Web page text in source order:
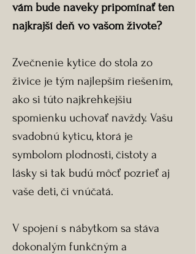
vám bude naveky pripomínať ten
najkrajší deň vo vašom živote?
Zvečnenie kytice do stola zo
živice je tým najlepším riešením,
ako si túto najkrehkejšiu
spomienku uchovať navždy. Vašu
svadobnú kyticu, ktorá je
symbolom plodnosti, čistoty a
lásky si tak budú môcť pozrieť aj
vaše deti, či vnúčatá.
V spojení s nábytkom sa stáva
dokonalým funkčným a